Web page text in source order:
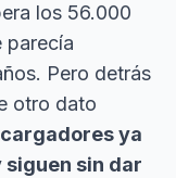
los 56.000
parecía
Pero detrás
otro dato
cargadores ya
sin dar